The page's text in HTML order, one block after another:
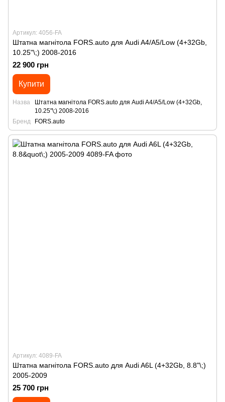
Артикул: 4056-FA
Штатна магнітола FORS.auto для Audi A4/A5/Low (4+32Gb,
10.25"\;) 2008-2016
22 900 грн
Купити
Назва
Штатна магнітола FORS.auto для Audi A4/A5/Low (4+32Gb,
10.25"\;) 2008-2016
Бренд
FORS.auto
Артикул: 4089-FA
Штатна магнітола FORS.auto для Audi A6L (4+32Gb, 8.8"\;)
2005-2009
25 700 грн